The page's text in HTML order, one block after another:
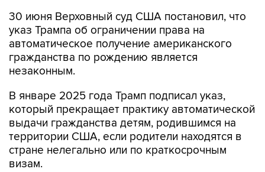
30 июня Верховный суд США постановил, что
указ Трампа об ограничении права на
автоматическое получение американского
гражданства по рождению является
незаконным.
В январе 2025 года Трамп подписал указ,
который прекращает практику автоматической
выдачи гражданства детям, родившимся на
территории США, если родители находятся в
стране нелегально или по краткосрочным
визам.